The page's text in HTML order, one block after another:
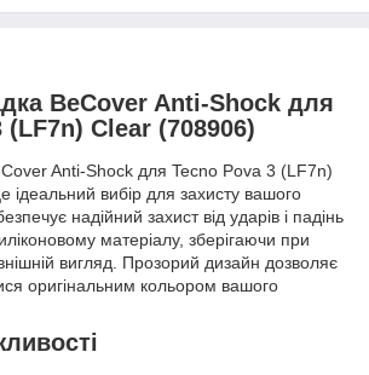
BeCover Anti-Shock для
(LF7n) Clear (708906)
Anti-Shock для Tecno Pova 3 (LF7n)
вибір для захисту вашого
надійний захист від ударів і падінь
матеріалу, зберігаючи при
вигляд. Прозорий дизайн дозволяє
оригінальним кольором вашого